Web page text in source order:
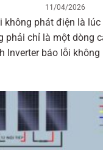
11/04/2026
không phát điện là
phải chỉ là một dòng
Inverter báo lỗi không